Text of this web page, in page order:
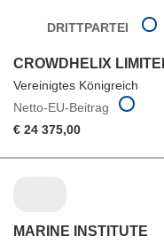
DRITTPARTEI
CROWDHELIX
Vereinigtes Königreich
Netto-EU-Beitrag
€ 24 375,00
MARINE INSTITUTE